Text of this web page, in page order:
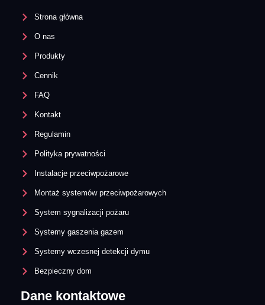
Strona główna
O nas
Produkty
Cennik
FAQ
Kontakt
Regulamin
Polityka prywatności
Instalacje przeciwpożarowe
Montaż systemów przeciwpożarowych
System sygnalizacji pożaru
Systemy gaszenia gazem
Systemy wczesnej detekcji dymu​
Bezpieczny dom
Dane kontaktowe